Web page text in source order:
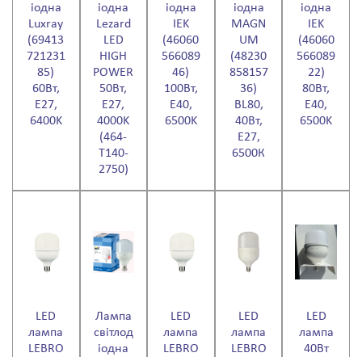
іодна
Luxray
(69413
721231
85)
60Вт,
E27,
6400K
іодна
Lezard
LED
HIGH
POWER
50Вт,
E27,
4000K
(464-
T140-
2750)
іодна
IEK
(46060
566089
46)
100Вт,
E40,
6500K
іодна
MAGN
UM
(48230
858157
36)
BL80,
40Вт,
E27,
6500К
іодна
IEK
(46060
566089
22)
80Вт,
E40,
6500K
LED
лампа
LEBRO
Лампа
світлод
іодна
LED
лампа
LEBRO
LED
лампа
LEBRO
LED
лампа
40Вт